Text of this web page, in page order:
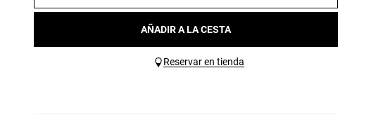
AÑADIR A LA CESTA
Reservar en tienda